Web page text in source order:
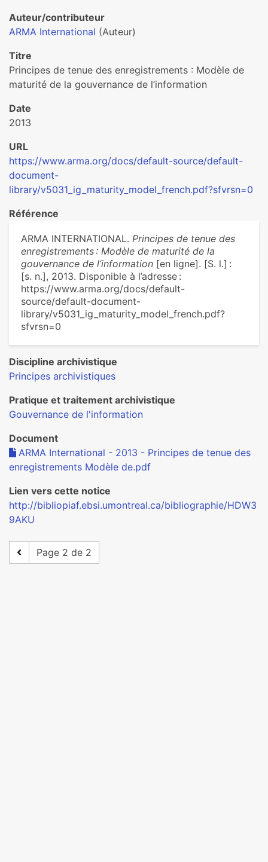
Auteur/contributeur
ARMA International (Auteur)
Titre
Principes de tenue des enregistrements : Modèle de
maturité de la gouvernance de l’information
Date
2013
URL
https://www.arma.org/docs/default-source/default-
document-
library/v5031_ig_maturity_model_french.pdf?sfvrsn=0
Référence
ARMA INTERNATIONAL. Principes de tenue des
enregistrements : Modèle de maturité de la
gouvernance de l’information [en ligne]. [S. l.] :
[s. n.], 2013. Disponible à l’adresse :
https://www.arma.org/docs/default-
source/default-document-
library/v5031_ig_maturity_model_french.pdf?
sfvrsn=0
Discipline archivistique
Principes archivistiques
Pratique et traitement archivistique
Gouvernance de l'information
Document
ARMA International - 2013 - Principes de tenue des
enregistrements Modèle de.pdf
Lien vers cette notice
http://bibliopiaf.ebsi.umontreal.ca/bibliographie/HDW3
9AKU
Page 2 de 2